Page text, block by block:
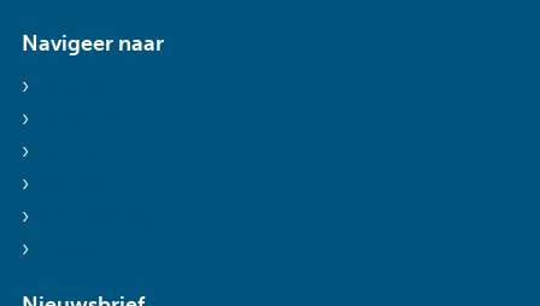
Navigeer naar